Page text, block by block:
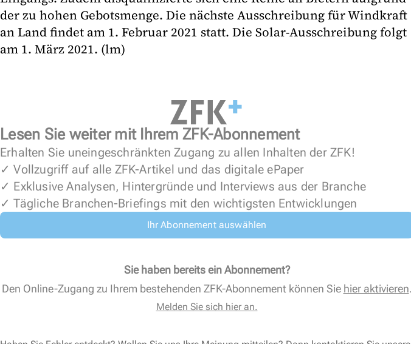
der zu hohen Gebotsmenge. Die nächste Ausschreibung für Windkraft
an Land findet am 1. Februar 2021 statt. Die Solar-Ausschreibung folgt
am 1. März 2021. (lm)
Lesen Sie weiter mit Ihrem ZFK-Abonnement
Erhalten Sie uneingeschränkten Zugang zu allen Inhalten der ZFK!
✓ Vollzugriff auf alle ZFK-Artikel und das digitale ePaper
✓ Exklusive Analysen, Hintergründe und Interviews aus der Branche
✓ Tägliche Branchen-Briefings mit den wichtigsten Entwicklungen
Ihr Abonnement auswählen
Sie haben bereits ein Abonnement?
Den Online-Zugang zu Ihrem bestehenden ZFK-Abonnement können Sie hier aktivieren.
Melden Sie sich hier an.